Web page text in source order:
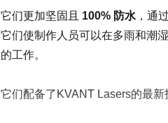
它们更加坚固且 100% 防水 ，通
它们使制作人员可以在多雨和潮
的工作。
它们配备了KVANT Lasers的最